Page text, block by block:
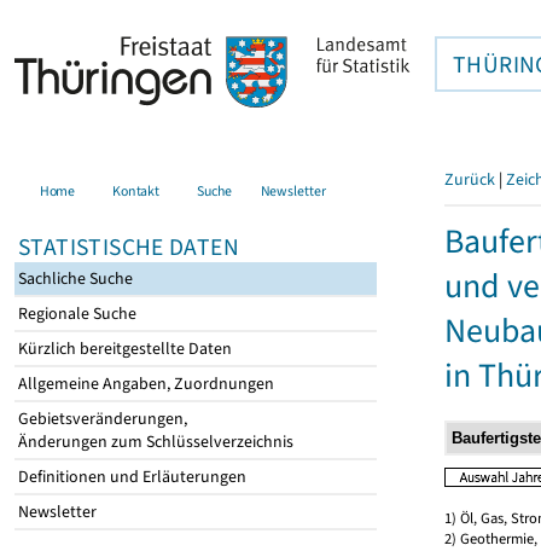
Home Kontakt Suche Newsletter
STATISTISCHE DATEN
Sachliche Suche
Regionale Suche
Kürzlich bereitgestellte Daten
Allgemeine Angaben, Zuordnungen
Gebietsveränderungen,
Änderungen zum Schlüsselverzeichnis
Definitionen und Erläuterungen
Newsletter
Zurück |
und
in
1) Öl, Gas,
2)